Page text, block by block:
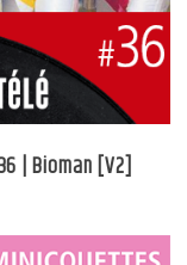
| Bioman [V2]